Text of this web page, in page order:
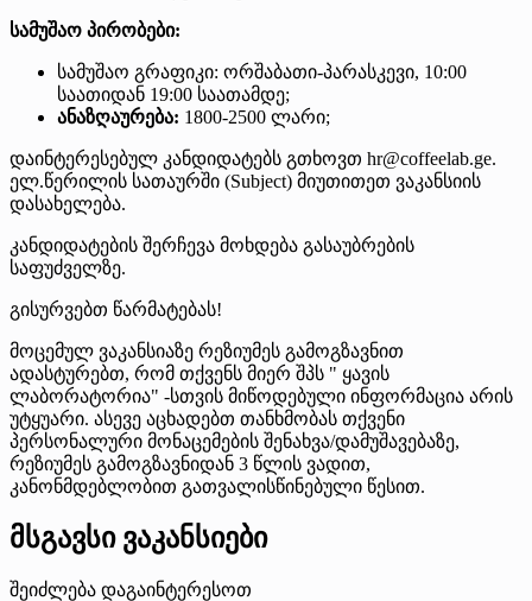
სამუშაო პირობები:
სამუშაო გრაფიკი: ორშაბათი-პარასკევი, 10:00
საათიდან 19:00 საათამდე;
ანაზღაურება: 1800-2500 ლარი;
დაინტერესებულ კანდიდატებს გთხოვთ hr@coffeelab.ge.
ელ.წერილის სათაურში (Subject) მიუთითეთ ვაკანსიის
დასახელება.
კანდიდატების შერჩევა მოხდება გასაუბრების
საფუძველზე.
გისურვებთ წარმატებას!
მოცემულ ვაკანსიაზე რეზიუმეს გამოგზავნით
ადასტურებთ, რომ თქვენს მიერ შპს " ყავის
ლაბორატორია" -სთვის მიწოდებული ინფორმაცია არის
უტყუარი. ასევე აცხადებთ თანხმობას თქვენი
პერსონალური მონაცემების შენახვა/დამუშავებაზე,
რეზიუმეს გამოგზავნიდან 3 წლის ვადით,
კანონმდებლობით გათვალისწინებული წესით.
მსგავსი ვაკანსიები
შეიძლება დაგაინტერესოთ